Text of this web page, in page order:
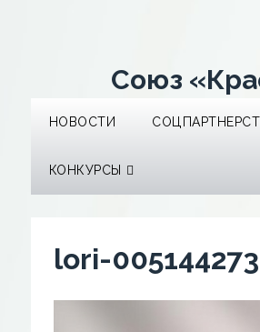
Союз
НОВОСТИ
КОНКУРСЫ
lori-